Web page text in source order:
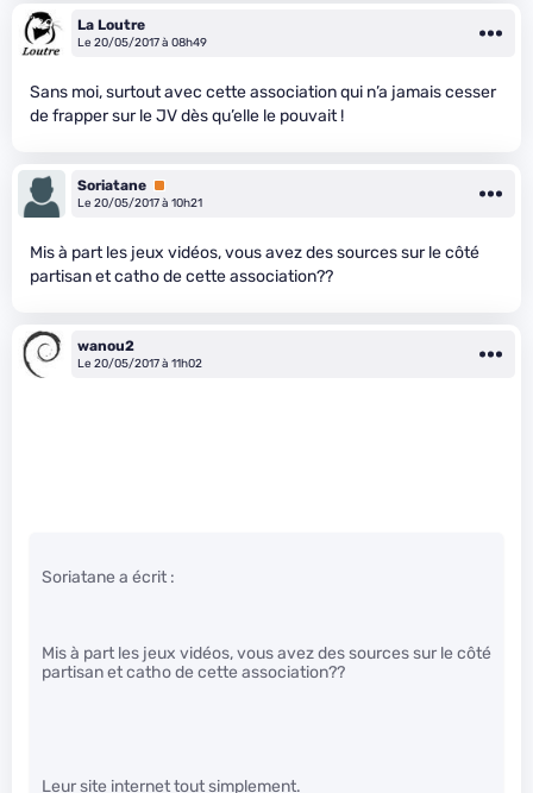
La Loutre
Le 20/05/2017 à 08h49
Sans moi, surtout avec cette association qui n’a jamais cesser
de frapper sur le JV dès qu’elle le pouvait !
Soriatane Premium
Le 20/05/2017 à 10h21
Mis à part les jeux vidéos, vous avez des sources sur le côté
partisan et catho de cette association??
wanou2
Le 20/05/2017 à 11h02
Soriatane a écrit :
Mis à part les jeux vidéos, vous avez des sources sur le côté
partisan et catho de cette association??
Leur site internet tout simplement.